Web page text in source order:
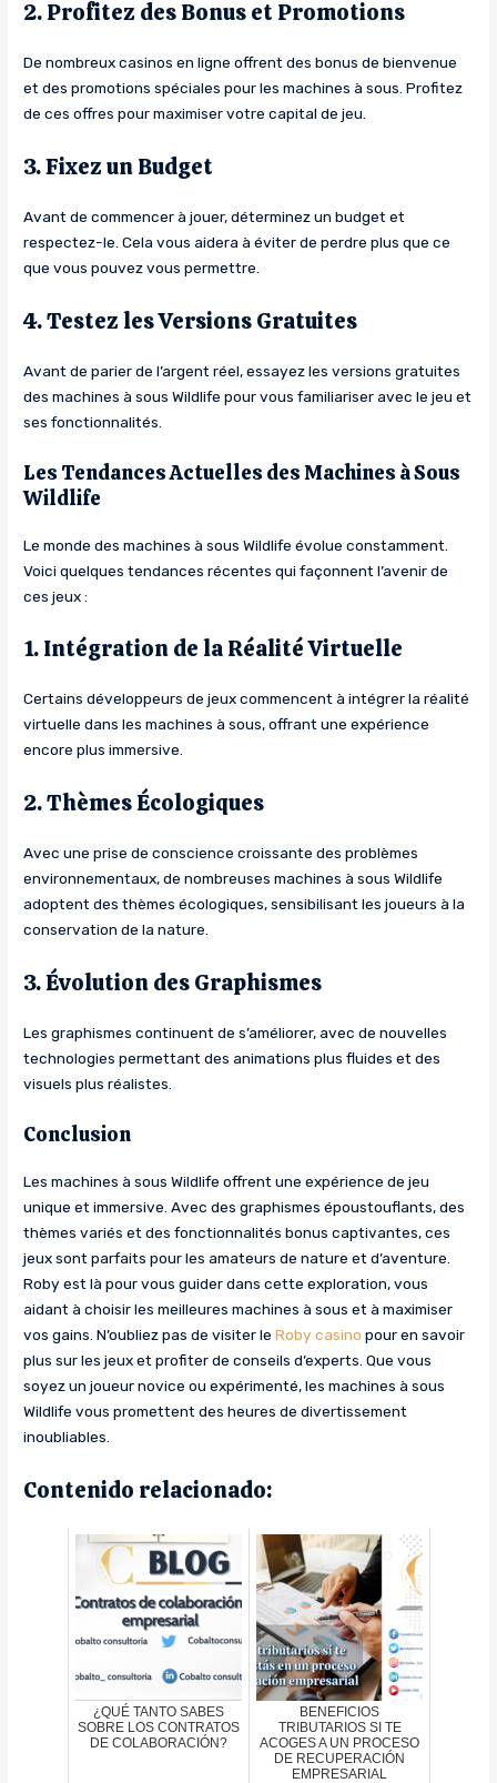
2. Profitez des Bonus et Promotions
De nombreux casinos en ligne offrent des bonus de bienvenue
et des promotions spéciales pour les machines à sous. Profitez
de ces offres pour maximiser votre capital de jeu.
3. Fixez un Budget
Avant de commencer à jouer, déterminez un budget et
respectez-le. Cela vous aidera à éviter de perdre plus que ce
que vous pouvez vous permettre.
4. Testez les Versions Gratuites
Avant de parier de l’argent réel, essayez les versions gratuites
des machines à sous Wildlife pour vous familiariser avec le jeu et
ses fonctionnalités.
Les Tendances Actuelles des Machines à Sous
Wildlife
Le monde des machines à sous Wildlife évolue constamment.
Voici quelques tendances récentes qui façonnent l’avenir de
ces jeux :
1. Intégration de la Réalité Virtuelle
Certains développeurs de jeux commencent à intégrer la réalité
virtuelle dans les machines à sous, offrant une expérience
encore plus immersive.
2. Thèmes Écologiques
Avec une prise de conscience croissante des problèmes
environnementaux, de nombreuses machines à sous Wildlife
adoptent des thèmes écologiques, sensibilisant les joueurs à la
conservation de la nature.
3. Évolution des Graphismes
Les graphismes continuent de s’améliorer, avec de nouvelles
technologies permettant des animations plus fluides et des
visuels plus réalistes.
Conclusion
Les machines à sous Wildlife offrent une expérience de jeu
unique et immersive. Avec des graphismes époustouflants, des
thèmes variés et des fonctionnalités bonus captivantes, ces
jeux sont parfaits pour les amateurs de nature et d’aventure.
Roby est là pour vous guider dans cette exploration, vous
aidant à choisir les meilleures machines à sous et à maximiser
vos gains. N’oubliez pas de visiter leRoby casino pour en savoir
plus sur les jeux et profiter de conseils d’experts. Que vous
soyez un joueur novice ou expérimenté, les machines à sous
Wildlife vous promettent des heures de divertissement
inoubliables.
Contenido relacionado:
¿QUÉ TANTO SABES
SOBRE LOS CONTRATOS
DE COLABORACIÓN?
BENEFICIOS
TRIBUTARIOS SI TE
ACOGES A UN PROCESO
DE RECUPERACIÓN
EMPRESARIAL